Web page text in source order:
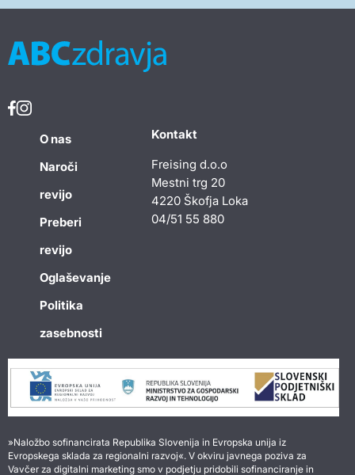
O nas
Naroči
revijo
Preberi
revijo
Oglaševanje
Politika
zasebnosti
Kontakt
Freising d.o.o
Mestni trg 20
4220 Škofja Loka
04/51 55 880
»Naložbo sofinancirata Republika Slovenija in Evropska unija iz
Evropskega sklada za regionalni razvoj«. V okviru javnega poziva za
Vavčer za digitalni marketing smo v podjetju pridobili sofinanciranje in